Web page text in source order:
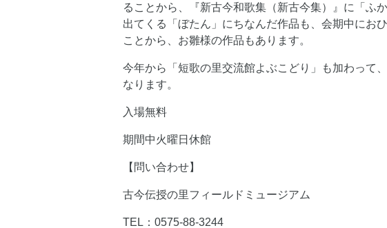
ることから、『新古今和歌集（新古今集）』に「ふ
出てくる「ぼたん」にちなんだ作品も、会期中にお
ことから、お雛様の作品もあります。
今年から「短歌の里交流館よぶこどり」も加わって
なります。
入場無料
期間中火曜日休館
【問い合わせ】
古今伝授の里フィールドミュージアム
TEL：0575-88-3244